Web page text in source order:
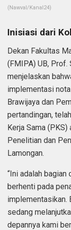
(Nawval/Kanal24)
Inisiasi dari
Dekan Fakultas
(FMIPA) UB, Prof.
menjelaskan
implementasi
Brawijaya dan
pertandingan,
Kerja Sama (PKS)
Penelitian dan
Lamongan.
“Ini adalah
berhenti pada
implementasikan.
sedang
depannya kami